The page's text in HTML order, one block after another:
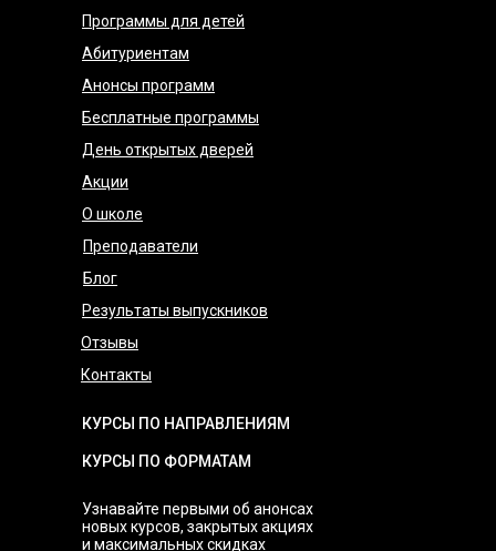
Узнавайте первыми об анонсах
новых курсов, закрытых акциях
и максимальных скидках
КУРСЫ ПО НАПРАВЛЕНИЯМ
КУРСЫ ПО ФОРМАТАМ
Программы для детей
Абитуриентам
Анонсы программ
Бесплатные программы
День открытых дверей
Акции
О школе
Преподаватели
Блог
Результаты выпускников
Отзывы
Контакты